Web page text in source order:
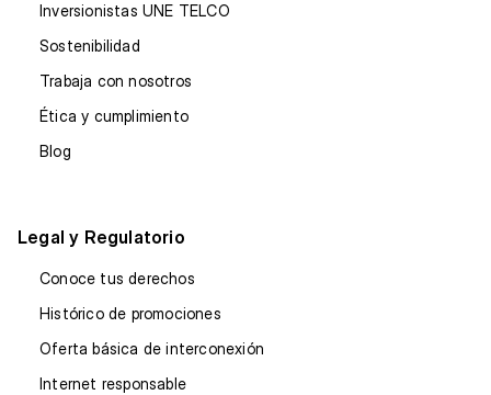
Inversionistas UNE TELCO
Sostenibilidad
Trabaja con nosotros
Ética y cumplimiento
Blog
Legal y Regulatorio
Conoce tus derechos
Histórico de promociones
Oferta básica de interconexión
Internet responsable